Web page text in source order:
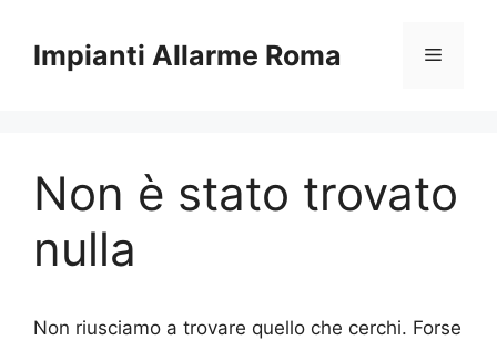
contenuto
Impianti Allarme Roma Menu
Non è stato trovato
nulla
Non riusciamo a trovare quello che cerchi. Forse